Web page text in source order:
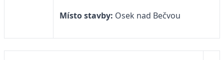
Místo stavby: Osek nad Bečvou